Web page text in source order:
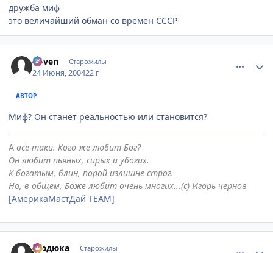
дружба миф
это величайший обман со времен СССР
Coven Старожилы
24 Июня, 200422 г
АВТОР
Миф? Он станет реальностью или становится?
А всё-таки. Кого же любит Бог?
Он любит пьяных, сирых и убогих.
К богатым, блин, порой излишне строг.
Но, в общем, Боже любит очень многих...(с) Игорь чернов
[АмерикаМастДай TEAM]
Дюдюка Старожилы